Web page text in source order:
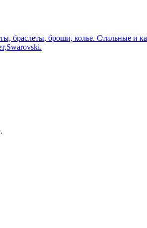
браслеты, броши, колье. Стильные и